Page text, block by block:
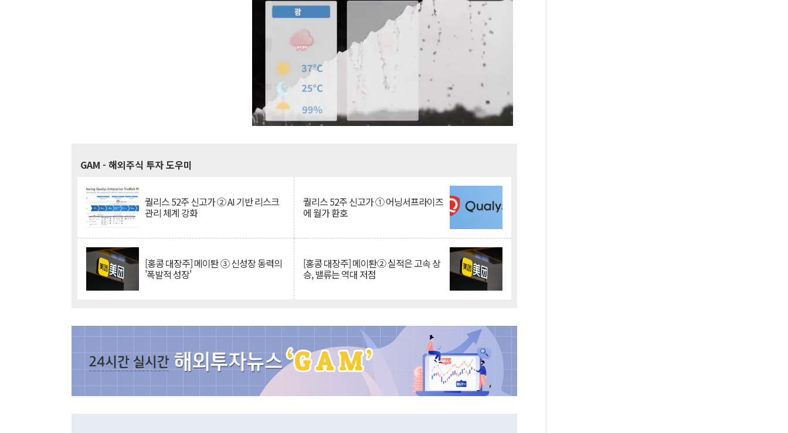
GAM - 해외주식 투자 도우미
퀄리스 52주 신고가 ② AI 기반 리스크
관리 체계 강화
퀄리스 52주 신고가 ① 어닝서프라이즈
에 월가 환호
[홍콩 대장주] 메이퇀 ③ 신성장 동력의
'폭발적 성장'
[홍콩 대장주] 메이퇀② 실적은 고속 상
승, 밸류는 역대 저점